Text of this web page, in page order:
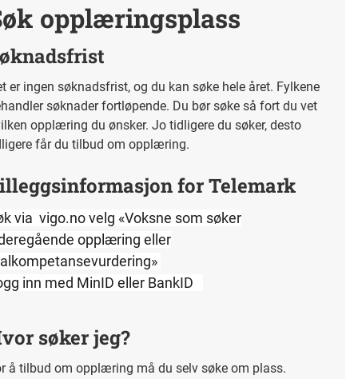
opplæringsplass
er ingen søknadsfrist, og du kan søke hele året. Fylkene
søknader fortløpende. Du bør søke så fort du vet
opplæring du ønsker. Jo tidligere du søker, desto
får du tilbud om opplæring.
for Telemark
via vigo.no velg «Voksne som søker
opplæring eller
inn med MinID eller BankID
søker jeg?
å tilbud om opplæring må du selv søke om plass.